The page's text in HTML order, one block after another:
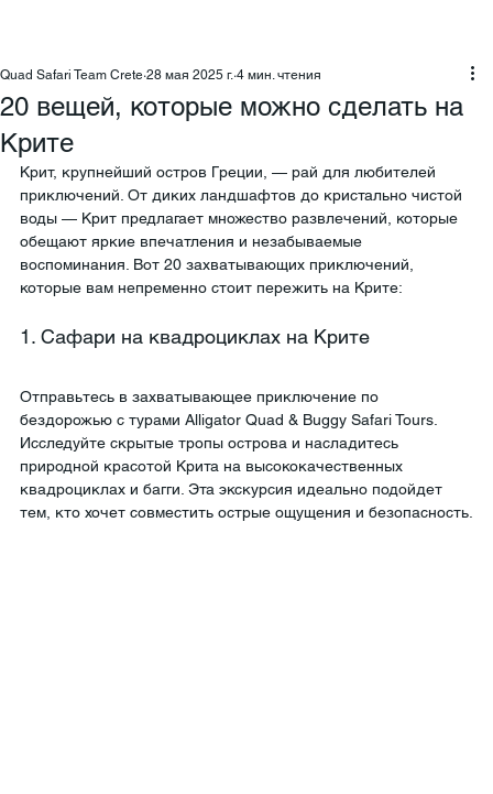
20 вещей, которые можно сделать на
Крите
Quad Safari Team Crete 28 мая 2025 г. 4 мин. чтения
Крит, крупнейший остров Греции, — рай для любителей
приключений. От диких ландшафтов до кристально чистой
воды — Крит предлагает множество развлечений, которые
обещают яркие впечатления и незабываемые
воспоминания. Вот 20 захватывающих приключений,
которые вам непременно стоит пережить на Крите:
1. Сафари на квадроциклах на Крите
Отправьтесь в захватывающее приключение по
бездорожью с турами Alligator Quad & Buggy Safari Tours.
Исследуйте скрытые тропы острова и насладитесь
природной красотой Крита на высококачественных
квадроциклах и багги. Эта экскурсия идеально подойдет
тем, кто хочет совместить острые ощущения и безопасность.